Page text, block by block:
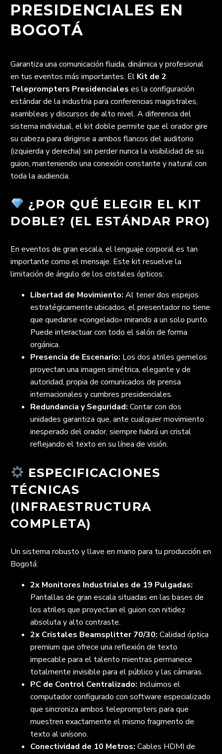
PRESIDENCIALES EN
BOGOTÁ
Garantiza una comunicación fluida, dinámica y profesional
en tus eventos más importantes. El Kit de 2
Teleprompters Presidenciales es la configuración
estándar de la industria para conferencias magistrales,
asambleas y discursos de alto nivel. A diferencia del
sistema individual, el kit doble permite que el orador gire
su cabeza para dirigirse a ambos flancos del auditorio
(izquierda y derecha) sin perder nunca la visibilidad de su
guion, manteniendo una conexión constante y natural con
toda la audiencia.
¿POR QUÉ ELEGIR EL KIT
DOBLE? (EL ESTÁNDAR PRO)
En eventos de gran escala, el lenguaje corporal es tan
importante como el mensaje. Este kit resuelve la
limitación de ángulo de los cristales ópticos:
Libertad de Movimiento: Al tener dos espejos
estratégicamente ubicados, el presentador no tiene
que quedarse «congelado» mirando a un solo punto.
Puede interactuar con todo el salón de forma
orgánica.
Presencia de Escenario: Los dos atriles gemelos
proyectan una imagen simétrica, elegante y de
autoridad, propia de comunicados de prensa
internacionales y cumbres presidenciales.
Redundancia y Seguridad: Contar con dos
unidades garantiza que, ante cualquier movimiento
inesperado del orador, siempre habrá un cristal
reflejando el texto en su línea de visión.
ESPECIFICACIONES
TÉCNICAS
(INFRAESTRUCTURA
COMPLETA)
Un sistema robusto y llave en mano para tu producción en
Bogotá:
2x Monitores Industriales de 19 Pulgadas:
Pantallas de gran escala situadas en las bases de
los atriles que proyectan el guion con nitidez
absoluta y alto contraste.
2x Cristales Beamsplitter 70/30: Calidad óptica
premium que ofrece una reflexión de texto
impecable para el talento mientras permanece
totalmente invisible para el público y las cámaras.
PC de Control Centralizado: Incluimos el
computador configurado con software especializado
que sincroniza ambos teleprompters para que
muestren exactamente el mismo fragmento de
texto al unísono.
Conectividad de 10 Metros: Cables HDMI de